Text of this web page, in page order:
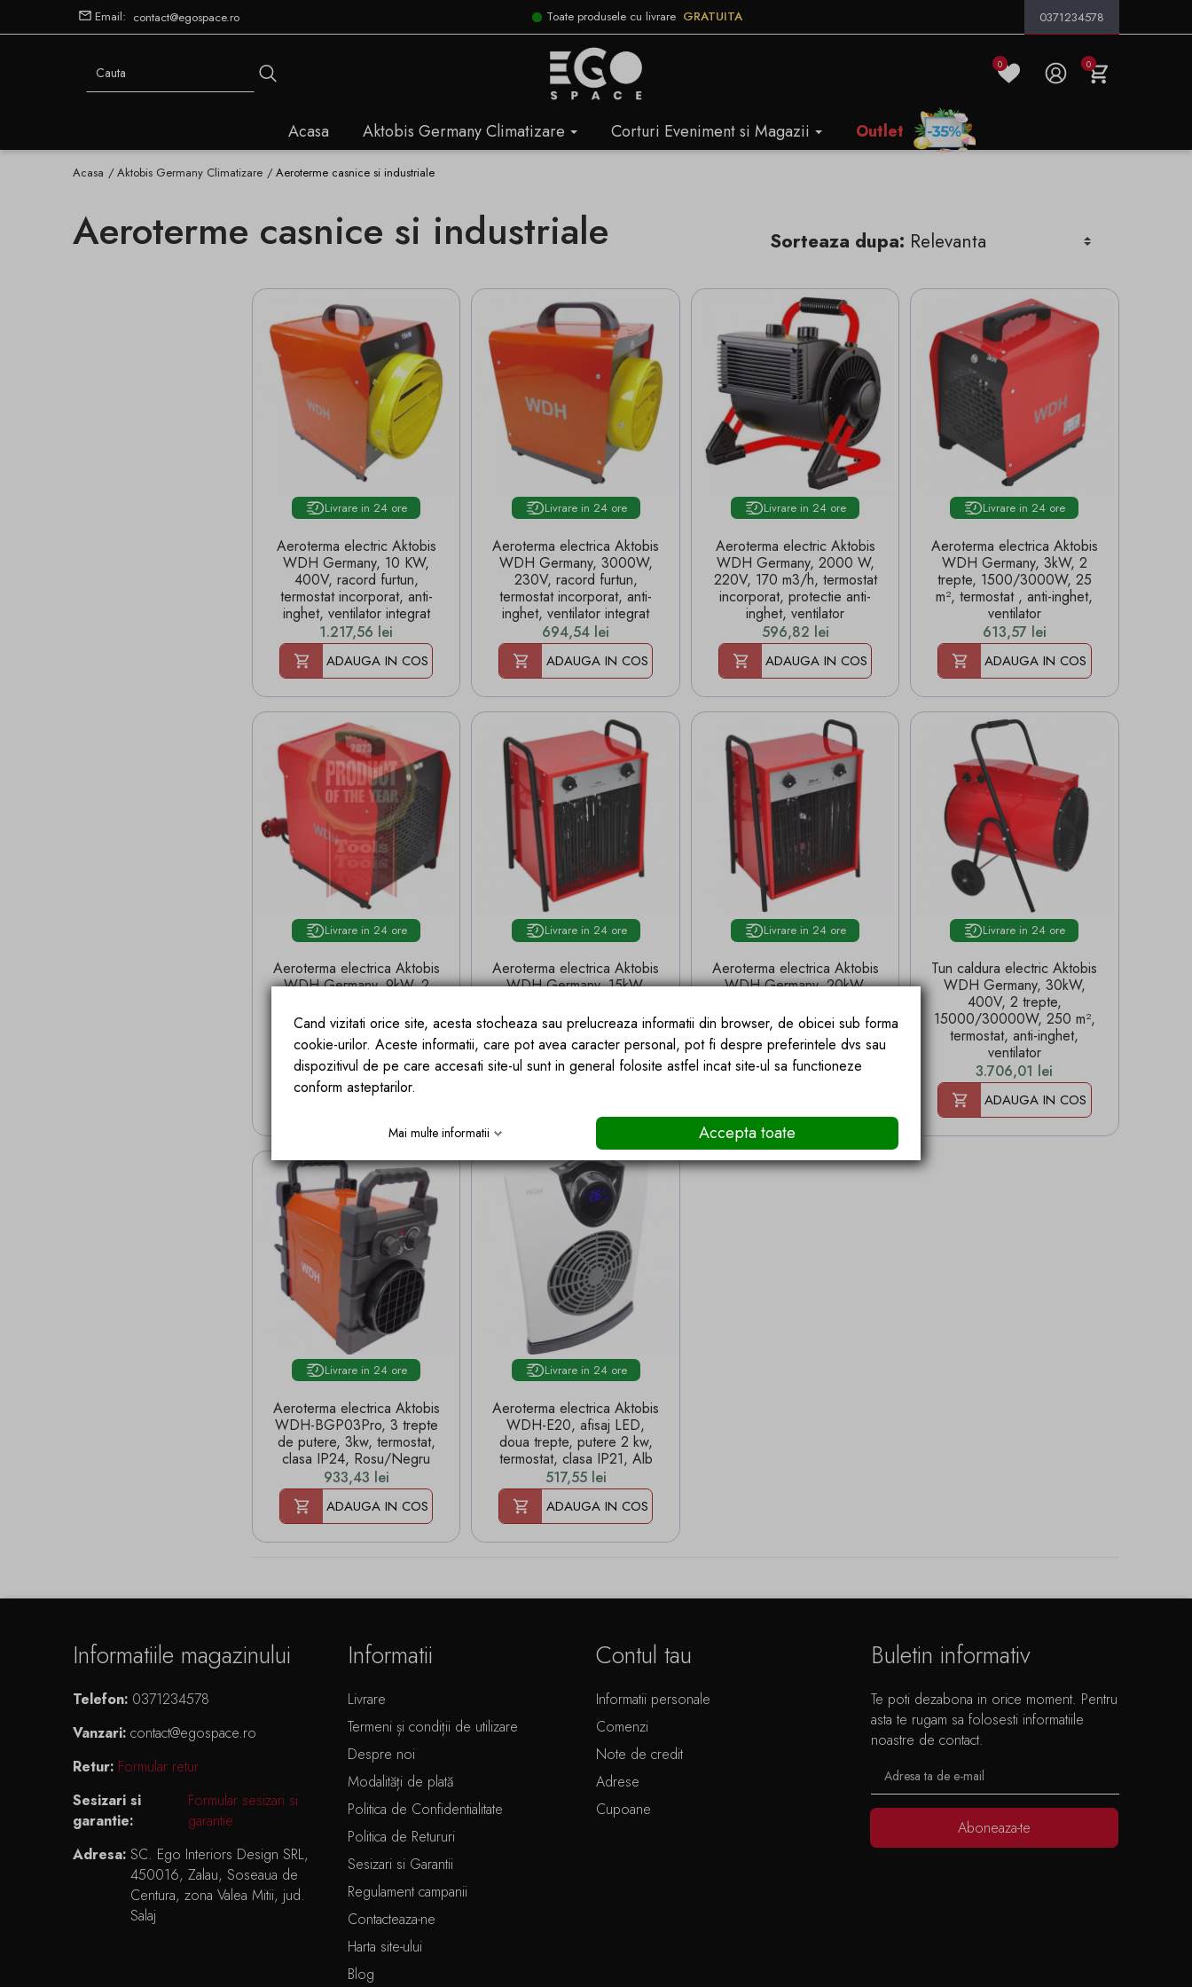
Email: contact@egospace.ro Toate produsele cu livrare GRATUITA 0371234578
0 0
Acasa Aktobis Germany Climatizare Corturi Eveniment si Magazii Outlet
Acasa Aktobis Germany Climatizare Aeroterme casnice si industriale
Aeroterme casnice si industriale Sorteaza dupa:
Livrare in 24 ore
Aeroterma electric Aktobis
WDH Germany, 10 KW,
400V, racord furtun,
termostat incorporat, anti-
inghet, ventilator integrat
Pret
1.217,56 lei
ADAUGA IN COS
Livrare in 24 ore
Aeroterma electrica Aktobis
WDH Germany, 3000W,
230V, racord furtun,
termostat incorporat, anti-
inghet, ventilator integrat
Pret
694,54 lei
ADAUGA IN COS
Livrare in 24 ore
Aeroterma electric Aktobis
WDH Germany, 2000 W,
220V, 170 m3/h, termostat
incorporat, protectie anti-
inghet, ventilator
Pret
596,82 lei
ADAUGA IN COS
Livrare in 24 ore
Aeroterma electrica Aktobis
WDH Germany, 3kW, 2
trepte, 1500/3000W, 25
m², termostat , anti-inghet,
ventilator
Pret
613,57 lei
ADAUGA IN COS
Livrare in 24 ore
Aeroterma electrica Aktobis
WDH Germany, 9kW, 2
m², termostat , anti-inghet,
ventilator
Pret
1.145,50 lei
ADAUGA IN COS
Livrare in 24 ore
Aeroterma electrica Aktobis
WDH Germany, 15kW,
5000/10000/15000W,
125 m², termostat, anti-
inghet, ventilator
Pret
1.771,19 lei
Livrare in 24 ore
Aeroterma electrica Aktobis
WDH Germany, 20kW,
10000/20000W, 180 m²,
termostat, anti-inghet,
ventilator
Pret
2.165,90 lei
Livrare in 24 ore
Tun caldura electric Aktobis
WDH Germany, 30kW,
400V, 2 trepte,
15000/30000W, 250 m²,
termostat, anti-inghet,
ventilator
Pret
3.706,01 lei
ADAUGA IN COS
Livrare in 24 ore
Aeroterma electrica Aktobis
WDH-BGP03Pro, 3 trepte
de putere, 3kw, termostat,
clasa IP24, Rosu/Negru
Pret
933,43 lei
ADAUGA IN COS
Livrare in 24 ore
Aeroterma electrica Aktobis
WDH-E20, afisaj LED,
doua trepte, putere 2 kw,
termostat, clasa IP21, Alb
Pret
517,55 lei
ADAUGA IN COS
Informatiile magazinului
Telefon: 0371234578
Vanzari: contact@egospace.ro
Retur: Formular retur
Sesizari si
garantie:
Formular sesizari si
garantie
Adresa: SC. Ego Interiors Design SRL,
450016, Zalau, Soseaua de
Centura, zona Valea Mitii, jud.
Salaj
Informatii
Livrare
Termeni și condiții de utilizare
Despre noi
Modalități de plată
Politica de Confidentialitate
Politica de Retururi
Sesizari si Garantii
Regulament campanii
Contacteaza-ne
Harta site-ului
Blog
Contul tau
Informatii personale
Comenzi
Note de credit
Adrese
Cupoane
Buletin informativ
Te poti dezabona in orice moment. Pentru
asta te rugam sa folosesti informatiile
noastre de contact.
Aboneaza-te
Cand vizitati orice site, acesta stocheaza sau prelucreaza informatii din browser, de obicei sub forma
cookie-urilor. Aceste informatii, care pot avea caracter personal, pot fi despre preferintele dvs sau
dispozitivul de pe care accesati site-ul sunt in general folosite astfel incat site-ul sa functioneze
conform asteptarilor.
Mai multe informatii Accepta toate